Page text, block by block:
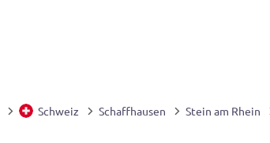
Schweiz Schaffhausen Stein am Rhein